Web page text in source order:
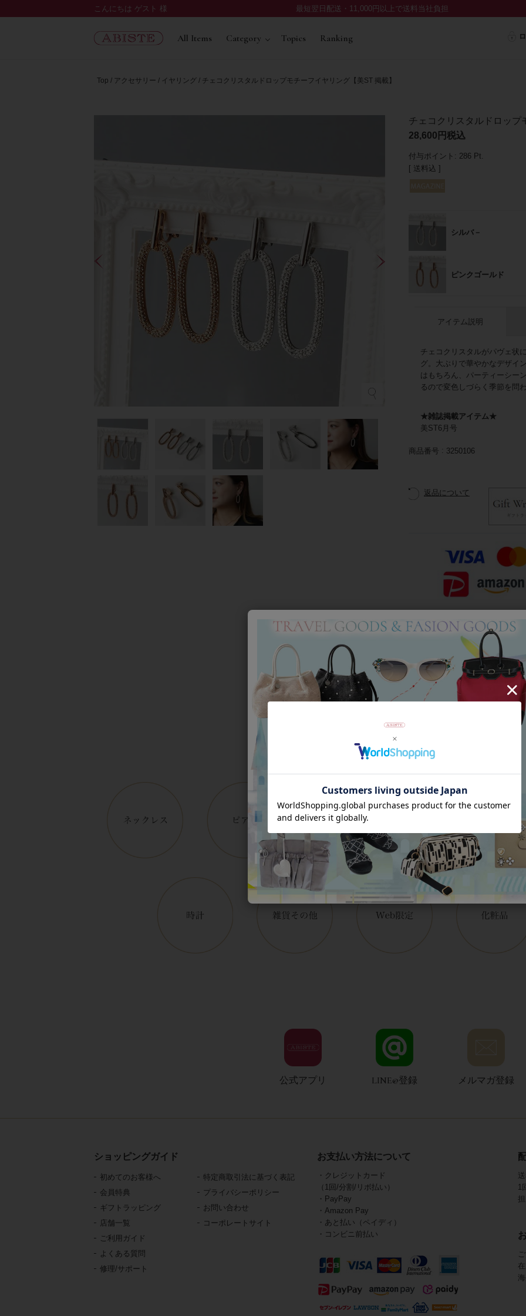
こんにちは ゲスト 様 最短翌日配送・11,000円以上で送料当社負担
All Items Category Topics Ranking
Top アクセサリー イヤリング チェコクリスタルドロップモチーフイヤリング【美ST 掲載】
チェコクリスタルドロップ
28,600
税込
付与ポイント: 286 Pt.
送料込
シルバ－
ピンクゴールド
アイテム説明
チェコクリスタルがパヴェ状
グ。大ぶりで華やかなデザイ
はもちろん、パーティーシー
るので変色しづらく季節を問
★雑誌掲載アイテム★
美ST6月号
商品番号 3250106
返品について
Category
アイテムカテゴリー
公式アプリ LINE@登録 メルマガ登録
ショッピングガイド
初めてのお客様へ
会員特典
ギフトラッピング
店舗一覧
ご利用ガイド
よくある質問
修理/サポート
特定商取引法に基づく表記
プライバシーポリシー
お問い合わせ
コーポレートサイト
お支払い方法について
・クレジットカード
（1回/分割/リボ払い）
・PayPay
・Amazon Pay
・あと払い（ペイディ）
・コンビニ前払い
1